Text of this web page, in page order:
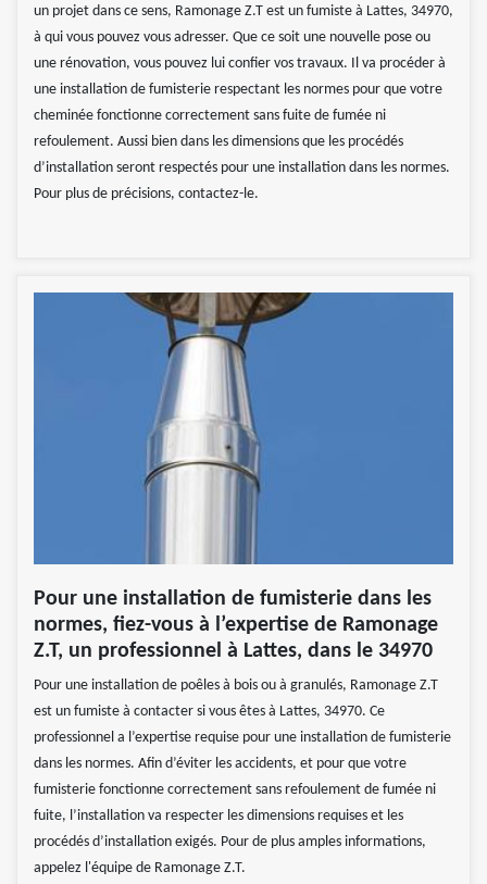
un projet dans ce sens, Ramonage Z.T est un fumiste à Lattes, 34970,
à qui vous pouvez vous adresser. Que ce soit une nouvelle pose ou
une rénovation, vous pouvez lui confier vos travaux. Il va procéder à
une installation de fumisterie respectant les normes pour que votre
cheminée fonctionne correctement sans fuite de fumée ni
refoulement. Aussi bien dans les dimensions que les procédés
d’installation seront respectés pour une installation dans les normes.
Pour plus de précisions, contactez-le.
Pour une installation de fumisterie dans les
normes, fiez-vous à l’expertise de Ramonage
Z.T, un professionnel à Lattes, dans le 34970
Pour une installation de poêles à bois ou à granulés, Ramonage Z.T
est un fumiste à contacter si vous êtes à Lattes, 34970. Ce
professionnel a l’expertise requise pour une installation de fumisterie
dans les normes. Afin d’éviter les accidents, et pour que votre
fumisterie fonctionne correctement sans refoulement de fumée ni
fuite, l’installation va respecter les dimensions requises et les
procédés d’installation exigés. Pour de plus amples informations,
appelez l'équipe de Ramonage Z.T.